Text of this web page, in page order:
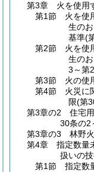
第3章
火を使用
第1節
火を使
生の
基準(
第2節
火を使
生の
3～第
第3節
火の使
第4節
火災に
限(第
第3章の2
住宅
30条の2
第3章の3
林野
第4章
指定数量
扱いの
第1節
指定数